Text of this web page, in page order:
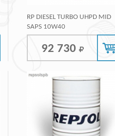
RP DIESEL TURBO UHPD MID
SAPS 10W40
92 730